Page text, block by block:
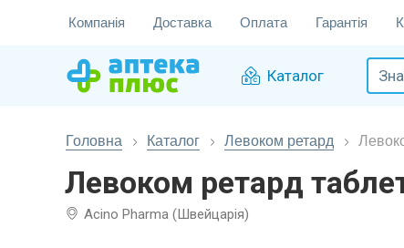
Компанія Доставка Оплата Гарантія
Каталог
Головна Каталог Левоком ретард
Левоком ретард
Acino Pharma (Швейцарія)